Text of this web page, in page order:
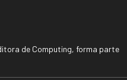
de Computing, forma parte